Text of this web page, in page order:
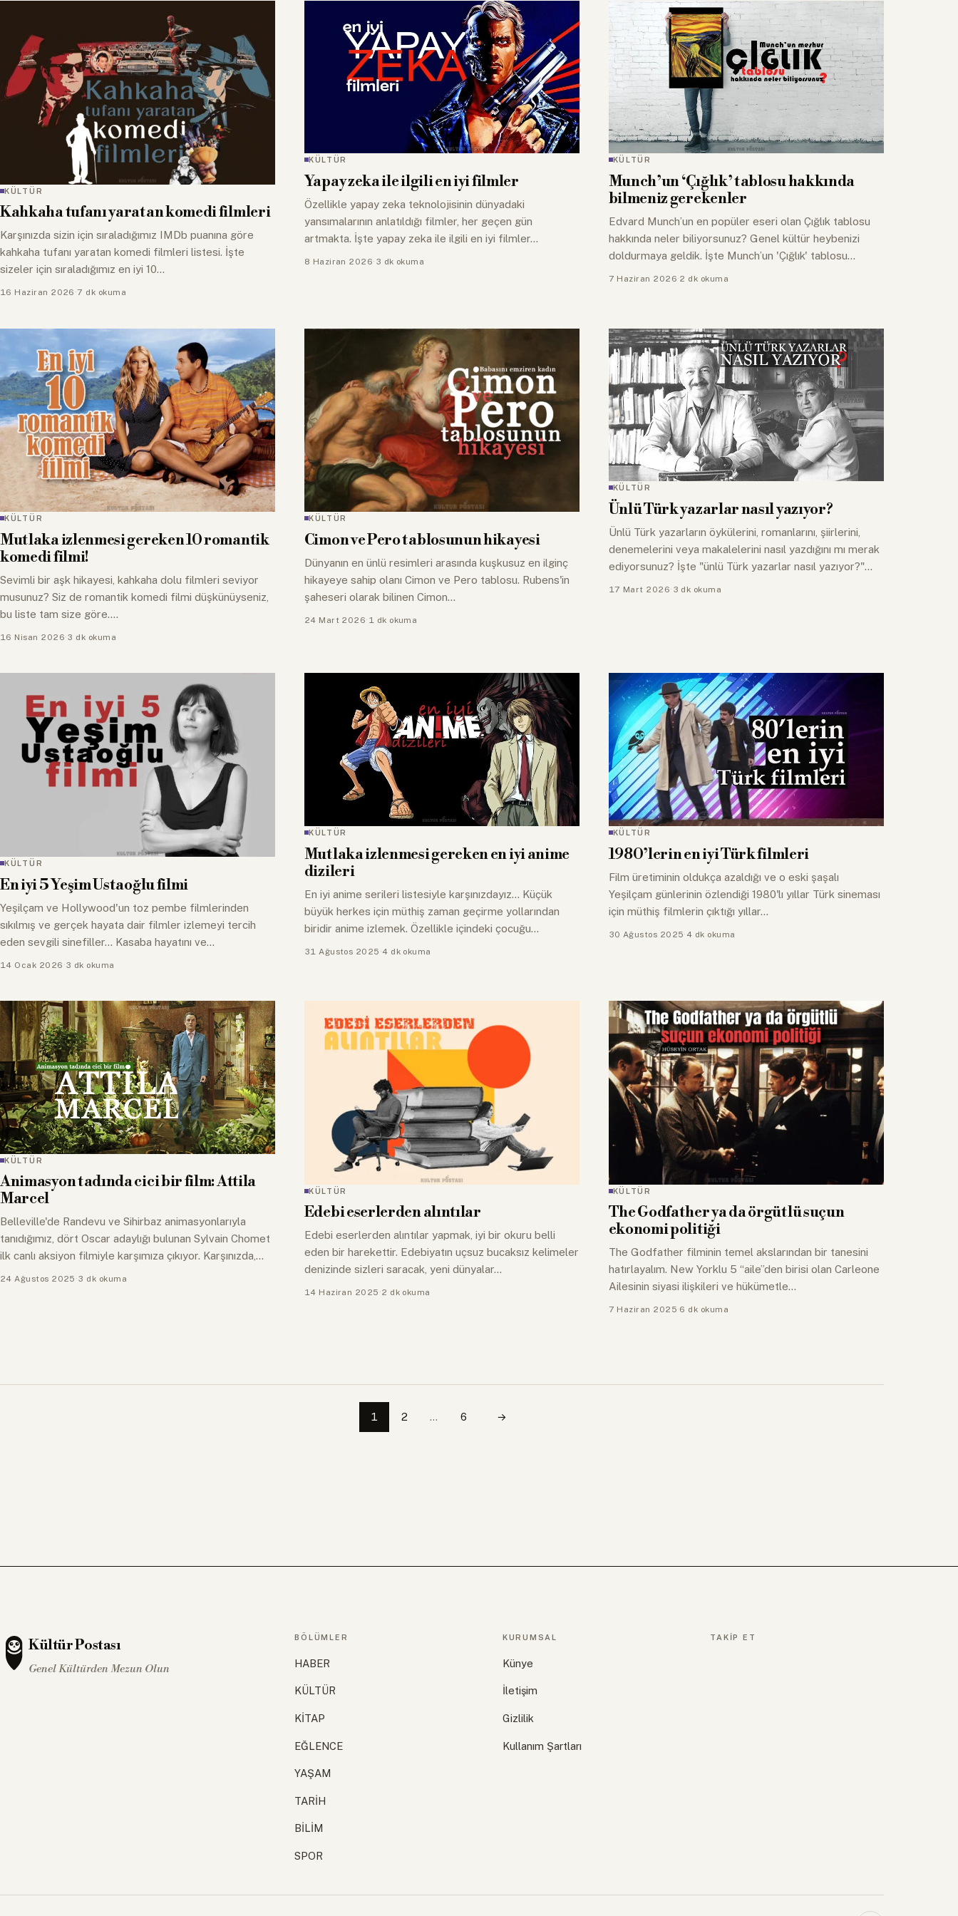
KÜLTÜR
Kahkaha tufanı yaratan komedi filmleri
Karşınızda sizin için sıraladığımız IMDb puanına göre
kahkaha tufanı yaratan komedi filmleri listesi. İşte
sizeler için sıraladığımız en iyi 10…
16 Haziran 2026 ·7 dk okuma
KÜLTÜR
Yapay zeka ile ilgili en iyi filmler
Özellikle yapay zeka teknolojisinin dünyadaki
yansımalarının anlatıldığı filmler, her geçen gün
artmakta. İşte yapay zeka ile ilgili en iyi filmler…
8 Haziran 2026· 3 dk okuma
KÜLTÜR
Munch’un ‘Çığlık’ tablosu hakkında
bilmeniz gerekenler
Edvard Munch’un en popüler eseri olan Çığlık tablosu
hakkında neler biliyorsunuz? Genel kültür heybenizi
doldurmaya geldik. İşte Munch’un 'Çığlık' tablosu…
7 Haziran 2026·2 dk okuma
KÜLTÜR
Mutlaka izlenmesi gereken 10 romantik
komedi filmi!
Sevimli bir aşk hikayesi, kahkaha dolu filmleri seviyor
musunuz? Siz de romantik komedi filmi düşkünüyseniz,
bu liste tam size göre.…
16 Nisan 2026·3 dk okuma
KÜLTÜR
Cimon ve Pero tablosunun hikayesi
Dünyanın en ünlü resimleri arasında kuşkusuz en ilginç
hikayeye sahip olanı Cimon ve Pero tablosu. Rubens'in
şaheseri olarak bilinen Cimon…
24 Mart 2026· 1 dk okuma
KÜLTÜR
Ünlü Türk yazarlar nasıl yazıyor?
Ünlü Türk yazarların öykülerini, romanlarını, şiirlerini,
denemelerini veya makalelerini nasıl yazdığını mı merak
ediyorsunuz? İşte "ünlü Türk yazarlar nasıl yazıyor?"…
17 Mart 2026· 3 dk okuma
KÜLTÜR
En iyi 5 Yeşim Ustaoğlu filmi
Yeşilçam ve Hollywood'un toz pembe filmlerinden
sıkılmış ve gerçek hayata dair filmler izlemeyi tercih
eden sevgili sinefiller... Kasaba hayatını ve…
14 Ocak 2026 ·3 dk okuma
KÜLTÜR
Mutlaka izlenmesi gereken en iyi anime
dizileri
En iyi anime serileri listesiyle karşınızdayız... Küçük
büyük herkes için müthiş zaman geçirme yollarından
biridir anime izlemek. Özellikle içindeki çocuğu…
31 Ağustos 2025 ·4 dk okuma
KÜLTÜR
1980’lerin en iyi Türk filmleri
Film üretiminin oldukça azaldığı ve o eski şaşalı
Yeşilçam günlerinin özlendiği 1980'lı yıllar Türk sineması
için müthiş filmlerin çıktığı yıllar…
30 Ağustos 2025· 4 dk okuma
KÜLTÜR
Animasyon tadında cici bir film: Attila
Marcel
Belleville'de Randevu ve Sihirbaz animasyonlarıyla
tanıdığımız, dört Oscar adaylığı bulunan Sylvain Chomet
ilk canlı aksiyon filmiyle karşımıza çıkıyor. Karşınızda,
24 Ağustos 2025 ·3 dk okuma
KÜLTÜR
Edebi eserlerden alıntılar
Edebi eserlerden alıntılar yapmak, iyi bir okuru belli
eden bir harekettir. Edebiyatın uçsuz bucaksız kelimeler
denizinde sizleri saracak, yeni dünyalar…
14 Haziran 2025 ·2 dk okuma
KÜLTÜR
The Godfather ya da örgütlü suçun
ekonomi politiği
The Godfather filminin temel akslarından bir tanesini
hatırlayalım. New Yorklu 5 “aile”den birisi olan Carleone
Ailesinin siyasi ilişkileri ve hükümetle…
7 Haziran 2025·6 dk okuma
1 2 … 6 Sonraki
→
Kültür Postası
Genel Kültürden Mezun Olun
BÖLÜMLER
HABER
KÜLTÜR
KİTAP
EĞLENCE
YAŞAM
TARİH
BİLİM
SPOR
KURUMSAL
Künye
İletişim
Gizlilik
Kullanım Şartları
TAKIP ET